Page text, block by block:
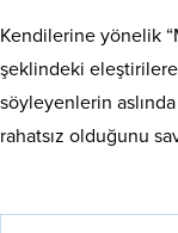
Kendilerine yönelik
şeklindeki eleştirilere
söyleyenlerin
rahatsız olduğunu